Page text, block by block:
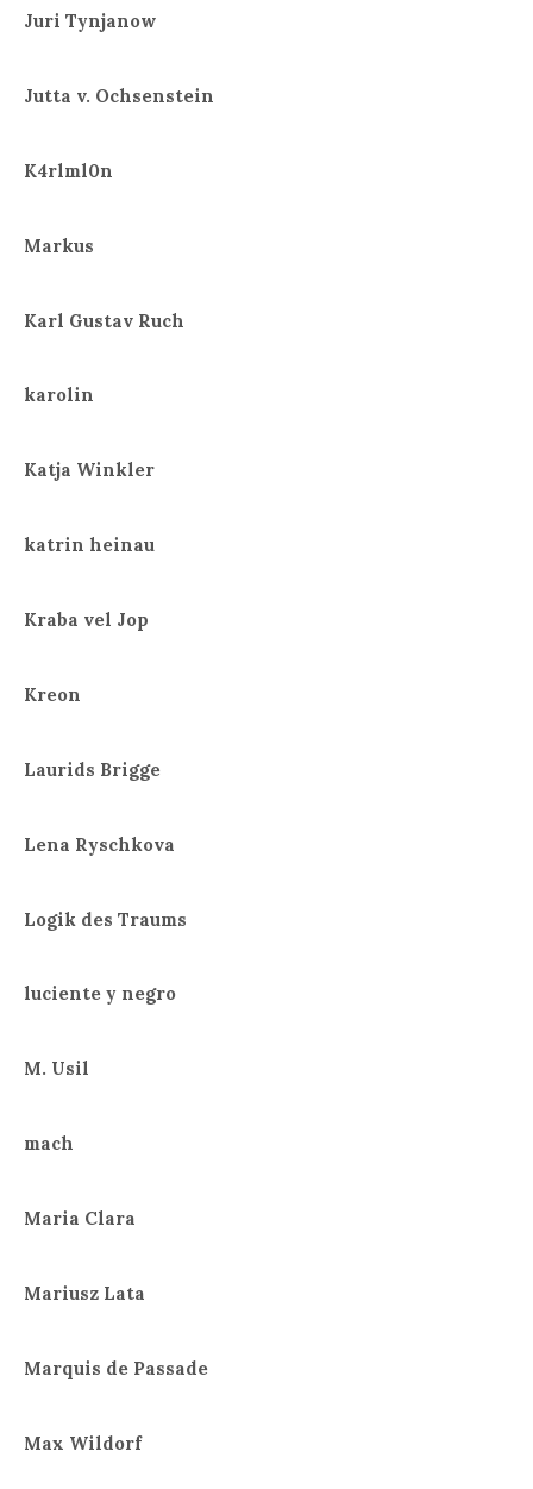
Juri Tynjanow
Jutta v. Ochsenstein
K4rlml0n
Markus
Karl Gustav Ruch
karolin
Katja Winkler
katrin heinau
Kraba vel Jop
Kreon
Laurids Brigge
Lena Ryschkova
Logik des Traums
luciente y negro
M. Usil
mach
Maria Clara
Mariusz Lata
Marquis de Passade
Max Wildorf